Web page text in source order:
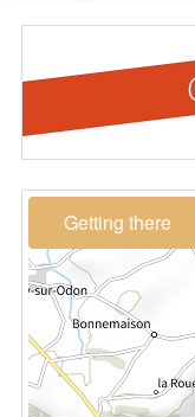
Getting there